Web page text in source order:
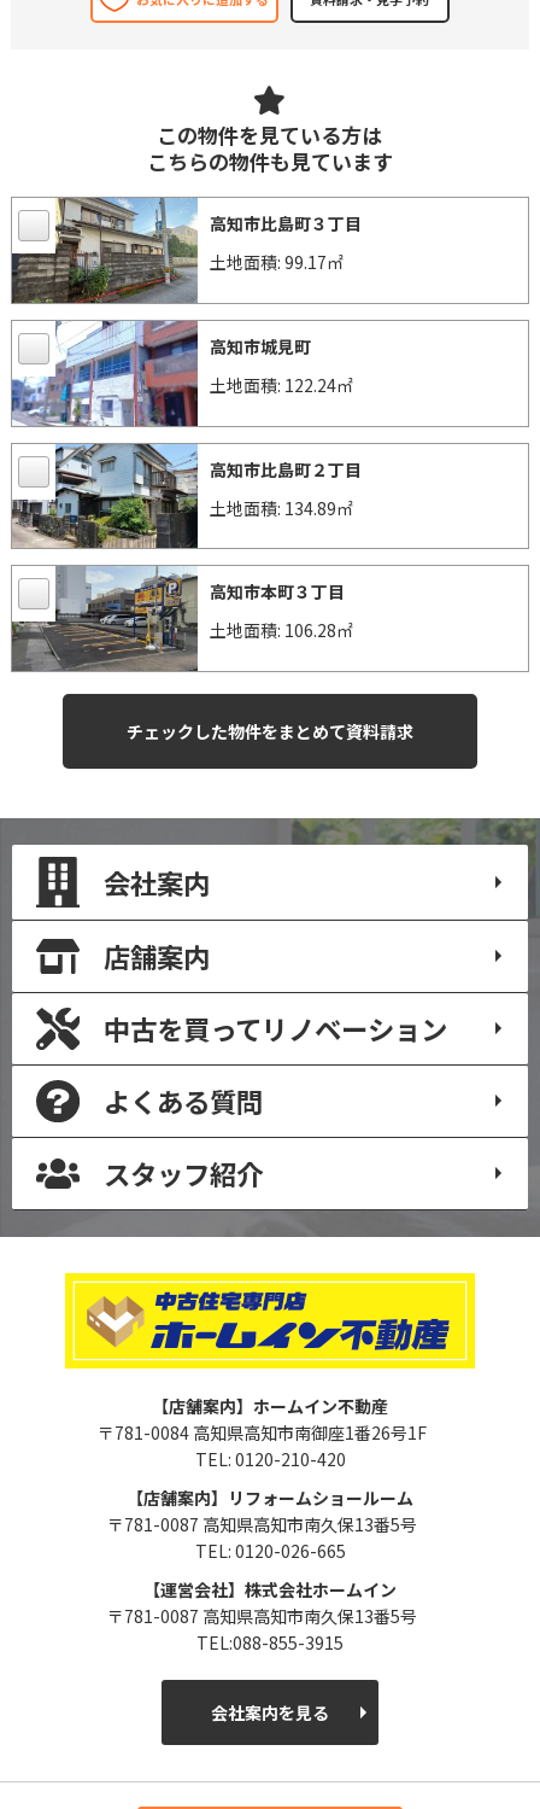
この物件を見ている方は
こちらの物件も見ています
高知市比島町３丁目
土地面積: 99.17㎡
高知市城見町
土地面積: 122.24㎡
高知市比島町２丁目
土地面積: 134.89㎡
高知市本町３丁目
土地面積: 106.28㎡
会社案内
店舗案内
中古を買ってリノベーション
よくある質問
スタッフ紹介
【店舗案内】ホームイン不動産
〒781-0084 高知県高知市南御座1番26号1F
TEL: 0120-210-420
【店舗案内】リフォームショールーム
〒781-0087 高知県高知市南久保13番5号
TEL: 0120-026-665
【運営会社】株式会社ホームイン
〒781-0087 高知県高知市南久保13番5号
TEL:088-855-3915
会社案内を見る